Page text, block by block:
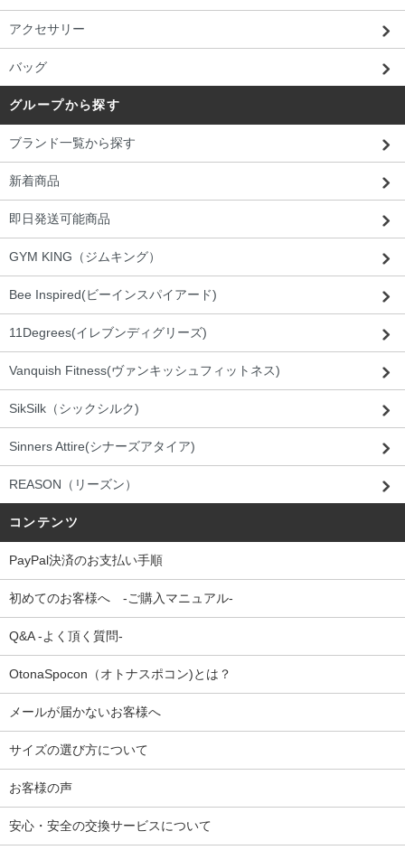
アクセサリー
バッグ
グループから探す
ブランド一覧から探す
新着商品
即日発送可能商品
GYM KING（ジムキング）
Bee Inspired(ビーインスパイアード)
11Degrees(イレブンディグリーズ)
Vanquish Fitness(ヴァンキッシュフィットネス)
SikSilk（シックシルク)
Sinners Attire(シナーズアタイア)
REASON（リーズン）
コンテンツ
PayPal決済のお支払い手順
初めてのお客様へ -ご購入マニュアル-
Q&A -よく頂く質問-
OtonaSpocon（オトナスポコン)とは？
メールが届かないお客様へ
サイズの選び方について
お客様の声
安心・安全の交換サービスについて